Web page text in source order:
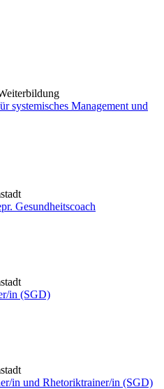
Management und
Gesundheitscoach
in (SGD)
in und Rhetoriktrainer/in (SGD)